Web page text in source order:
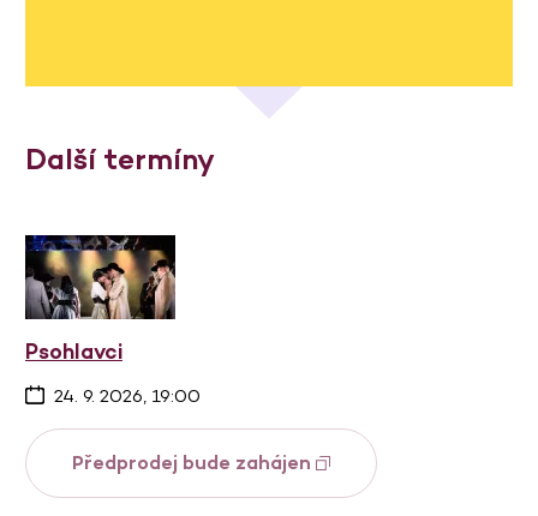
Další termíny
Psohlavci
24. 9. 2026, 19:00
Předprodej bude zahájen